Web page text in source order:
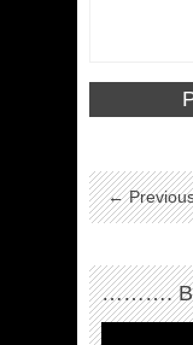
←
……….